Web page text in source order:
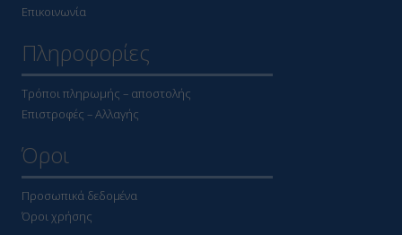
Επικοινωνία
Πληροφορίες
Τρόποι πληρωμής – αποστολής
Επιστροφές – Αλλαγής
Όροι
Προσωπικά δεδομένα
Όροι χρήσης